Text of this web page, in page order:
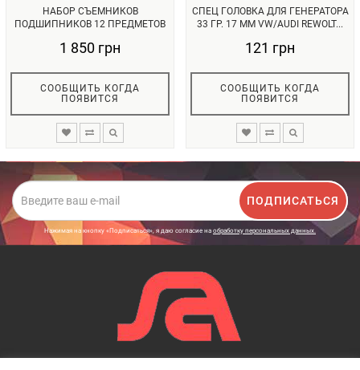
НАБОР СЪЕМНИКОВ
ПОДШИПНИКОВ 12 ПРЕДМЕТОВ
1 850 грн
СООБЩИТЬ КОГДА
ПОЯВИТСЯ
СПЕЦ ГОЛОВКА ДЛЯ ГЕНЕРАТОРА
33 ГР. 17 ММ VW/AUDI REWOLT...
121 грн
СООБЩИТЬ КОГДА
ПОЯВИТСЯ
ПОДПИСАТЬСЯ
Нажимая на кнопку «Подписаться», я даю cогласие на обработку персональных данных.